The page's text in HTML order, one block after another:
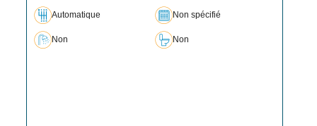
Automatique Non spécifié
Non Non